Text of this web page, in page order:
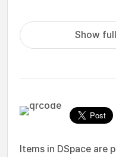
Show
Items in DSpace are